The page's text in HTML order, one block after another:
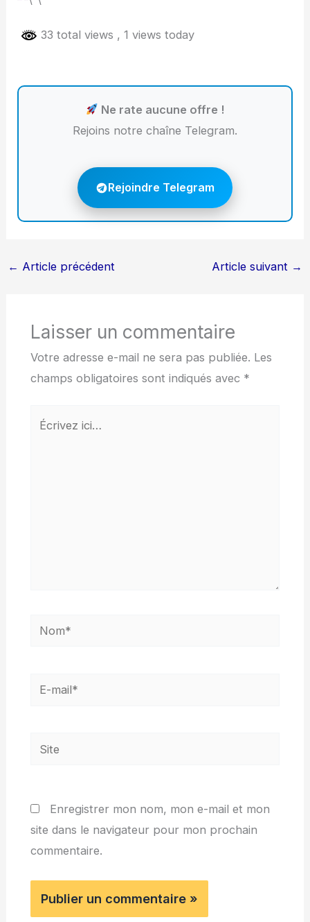
33 total views , 1 views today
Ne rate aucune offre !
Rejoins notre chaîne Telegram.
Rejoindre Telegram
← Article précédent Article suivant →
Laisser un commentaire
Votre adresse e-mail ne sera pas publiée. Les
champs obligatoires sont indiqués avec *
Écrivez
Nom*
E-
Site
Enregistrer mon nom, mon e-mail et mon
site dans le navigateur pour mon prochain
commentaire.